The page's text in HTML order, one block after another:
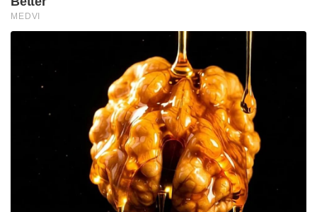
വിതരണവും പ്രധാനമന്ത്രി നിര്‍വ്വഹിക്കും. കേന്ദ്ര കൃഷി
മന്ത്രി നരേന്ദ്ര സിംഗ് തോമര്‍, കൃഷി സഹമന്ത്രി
കൈലാഷ് ചൗധരി എന്നിവരും ചടങ്ങില്‍ പങ്കെടുക്കും.
Tags: